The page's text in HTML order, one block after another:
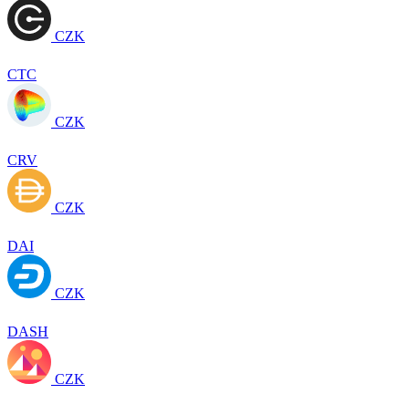
CZK
CTC
CZK
CRV
CZK
DAI
CZK
DASH
CZK